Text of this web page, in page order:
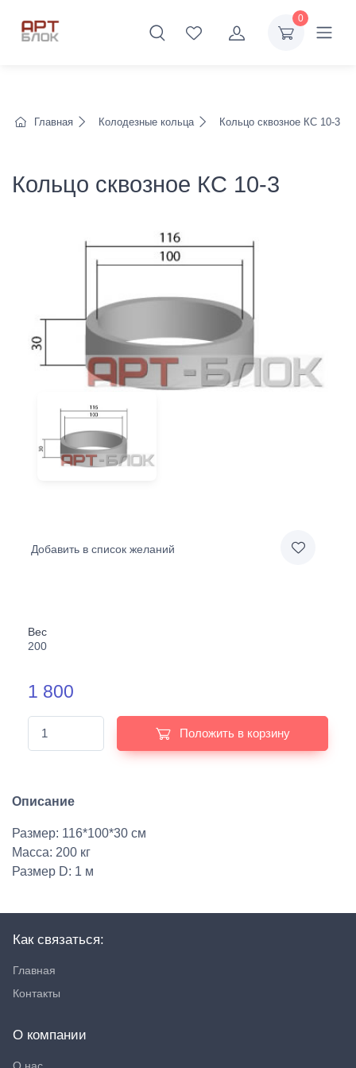
0
Главная Колодезные кольца Кольцо сквозное КС 10-3
Кольцо сквозное КС 10-3
Добавить в список желаний
Вес
200
1 800
Положить в корзину
Описание
Размер: 116*100*30 см
Масса: 200 кг
Размер D: 1 м
Как связаться:
Главная
Контакты
О компании